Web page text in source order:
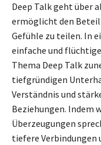
Deep Talk geht über
ermöglicht den
Gefühle zu teilen. In
einfache und
Thema Deep Talk
tiefgründigen
Verständnis und
Beziehungen. Indem
Überzeugungen
tiefere Verbindungen